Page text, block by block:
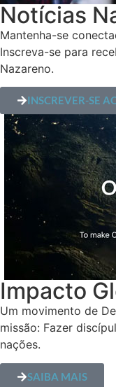
Notícias
Mantenha-se
Inscreva-se para
Nazareno.
INSCREVER-SE
Impacto
Um movimento de
missão: Fazer
nações.
SAIBA MAIS